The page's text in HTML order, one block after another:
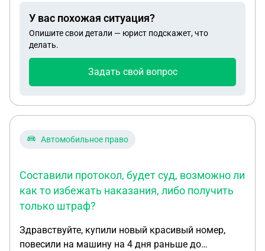
сведений об активных повесток не обнаружено.
Что делать в таком случае, могу ли я не
приходить по повестке в апреле?
У вас похожая ситуация?
Опишите свои детали — юрист подскажет, что
делать.
Задать свой вопрос
Автомобильное право
Составили протокол, будет суд, возможно ли
как то избежать наказания, либо получить
только штраф?
Здравствуйте, купили новый красивый номер,
повесили на машину на 4 дня раньше до